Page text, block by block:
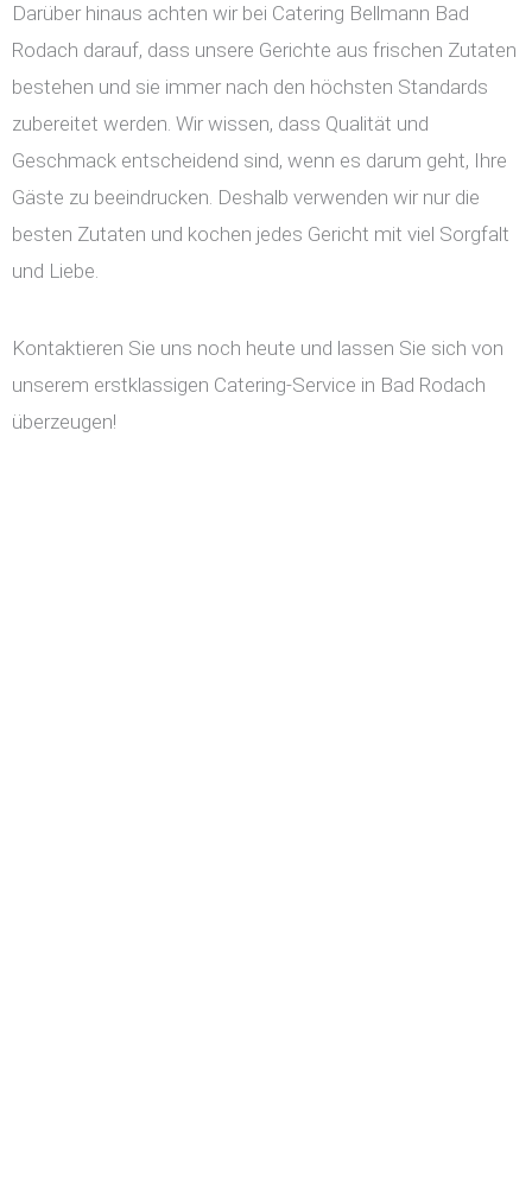
Darüber hinaus achten wir bei Catering Bellmann Bad
Rodach darauf, dass unsere Gerichte aus frischen Zutaten
bestehen und sie immer nach den höchsten Standards
zubereitet werden. Wir wissen, dass Qualität und
Geschmack entscheidend sind, wenn es darum geht, Ihre
Gäste zu beeindrucken. Deshalb verwenden wir nur die
besten Zutaten und kochen jedes Gericht mit viel Sorgfalt
und Liebe.
Kontaktieren Sie uns noch heute und lassen Sie sich von
unserem erstklassigen Catering-Service in Bad Rodach
überzeugen!